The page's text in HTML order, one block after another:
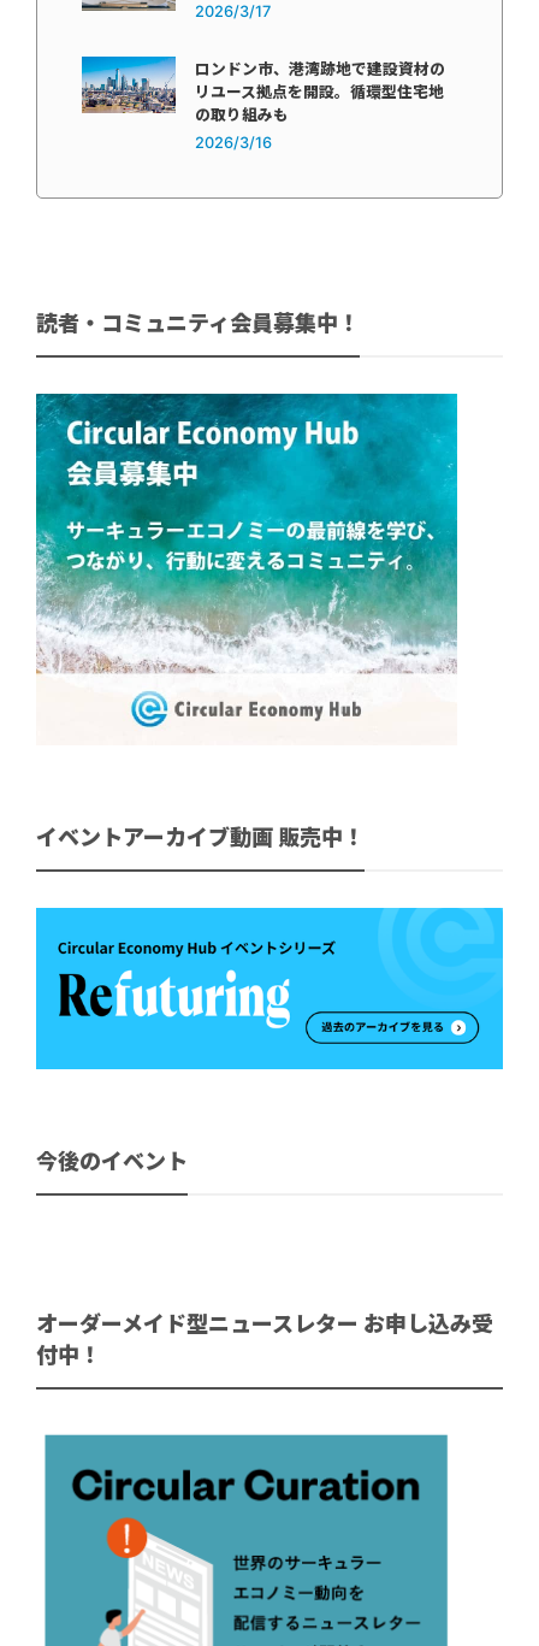
2026/3/17
ロンドン市、港湾跡地で建設資材の
リユース拠点を開設。循環型住宅地
の取り組みも
2026/3/16
読者・コミュニティ会員募集中！
イベントアーカイブ動画 販売中！
今後のイベント
オーダーメイド型ニュースレター お申し込み受
付中！